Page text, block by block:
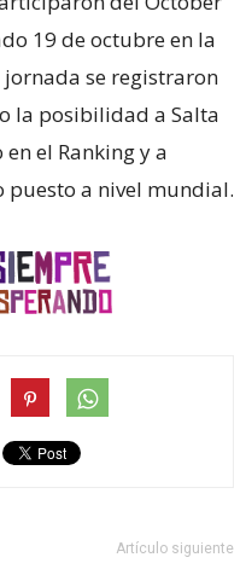
19 de octubre en la
se registraron
la posibilidad a Salta
el Ranking y a
puesto a nivel mundial.
Artículo siguiente